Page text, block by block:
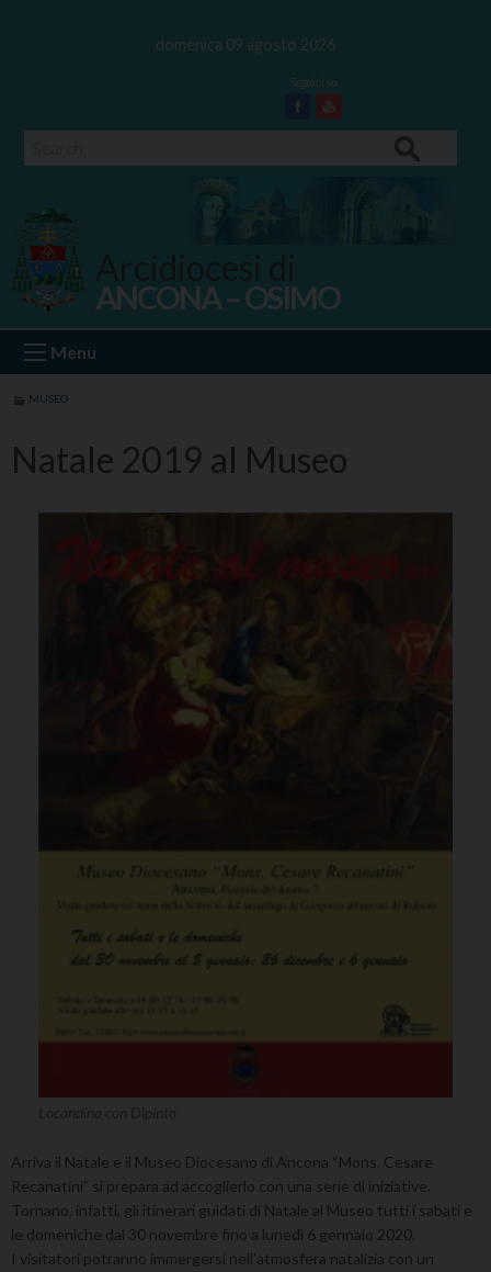
domenica 09 agosto 2026
Facebook
Youtube
Ancona Osimo
ANCONA – OSIMO
Menu
MUSEO
Natale 2019 al Museo
Arriva il Natale e il Museo Diocesano di Ancona “Mons. Cesare
Recanatini” si prepara ad accoglierlo con una serie di iniziative.
Tornano, infatti, gli itinerari guidati di Natale al Museo tutti i sabati e
le domeniche dal 30 novembre fino a lunedì 6 gennaio 2020.
I visitatori potranno immergersi nell’atmosfera natalizia con un